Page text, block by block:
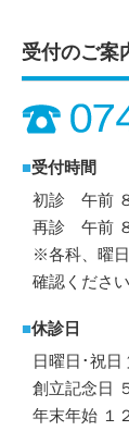
受付のご案
■受付時間
初診 午前
再診 午前
※各科、曜
確認ください
■休診日
日曜日･祝日
創立記念日
年末年始 １